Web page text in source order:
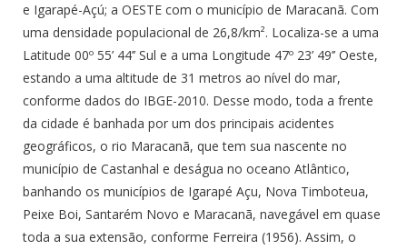
e Igarapé-Açú; a OESTE com o município de Maracanã. Com
uma densidade populacional de 26,8/km². Localiza-se a uma
Latitude 00º 55’ 44’’ Sul e a uma Longitude 47º 23’ 49’’ Oeste,
estando a uma altitude de 31 metros ao nível do mar,
conforme dados do IBGE-2010. Desse modo, toda a frente
da cidade é banhada por um dos principais acidentes
geográficos, o rio Maracanã, que tem sua nascente no
município de Castanhal e deságua no oceano Atlântico,
banhando os municípios de Igarapé Açu, Nova Timboteua,
Peixe Boi, Santarém Novo e Maracanã, navegável em quase
toda a sua extensão, conforme Ferreira (1956). Assim, o